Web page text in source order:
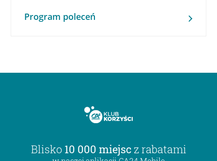
Program poleceń
Blisko 10 000 miejsc z rabatami